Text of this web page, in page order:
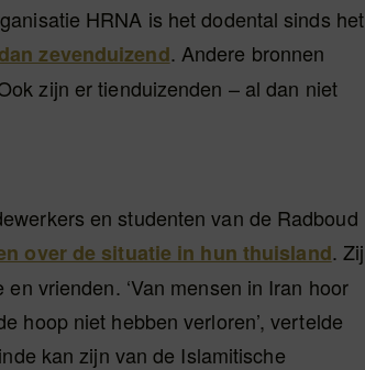
HRNA is het dodental sinds het
zevenduizend. Andere bronnen
zijn er tienduizenden – al dan niet
en studenten van de Radboud
over de situatie in hun thuisland. Zij
vrienden. ‘Van mensen in Iran hoor
hoop niet hebben verloren’, vertelde
kan zijn van de Islamitische